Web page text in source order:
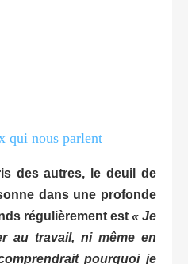
des autres, le deuil de
dans une profonde
régulièrement est « Je
au travail, ni même en
pourquoi je